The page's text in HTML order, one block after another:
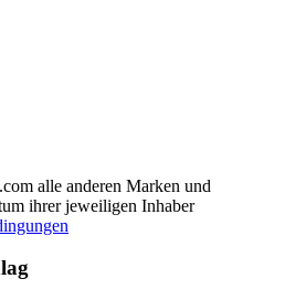
alle anderen Marken und
ihrer jeweiligen Inhaber